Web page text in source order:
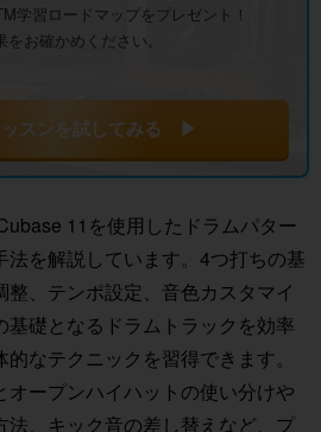
学習ロードマップをプレゼント！
をお確かめください。
ッスンを試してみる ▶
11を使用したドラムパター
法を解説しています。4つ打ちの基
、テンポ設定、音色カスタマイ
基礎となるドラムトラックを効率
なテクニックを習得できます。
オープンハイハットの使い分けや
法、キック音の差し替えなど、プ